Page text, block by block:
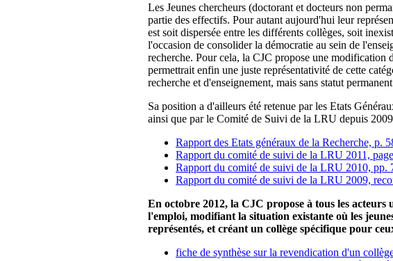
Les Jeunes chercheurs (doctorant et docteurs non
partie des effectifs. Pour autant aujourd'hui leur
est soit dispersée entre les différents collèges, soit
l'occasion de consolider la démocratie au sein de
recherche. Pour cela, la CJC propose une modification
permettrait enfin une juste représentativité de cette
recherche et d'enseignement, mais sans statut
Sa position a d'ailleurs été retenue par les Etats
ainsi que par le Comité de Suivi de la LRU depuis
Rapport des Etats généraux de la Recherche, p.
Rapport du comité de suivi de la LRU 2011,
Rapport du comité de suivi de la LRU 2010, pp.
Rapport du comité de suivi de la LRU 2009,
En octobre 2012, la CJC propose à tous les acteurs
l'emploi, modifiant la situation existante où les
représentés, et créant un collège spécifique pour
fiche de synthèse sur la revendication d'un